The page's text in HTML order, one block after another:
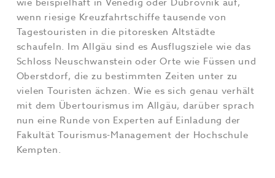
wenn riesige Kreuzfahrtschiffe tausende von
Tagestouristen in die pitoresken Altstädte
schaufeln. Im Allgäu sind es Ausflugsziele wie das
Schloss Neuschwanstein oder Orte wie Füssen und
Oberstdorf, die zu bestimmten Zeiten unter zu
vielen Touristen ächzen. Wie es sich genau verhält
mit dem Übertourismus im Allgäu, darüber sprach
nun eine Runde von Experten auf Einladung der
Fakultät Tourismus-Management der Hochschule
Kempten.